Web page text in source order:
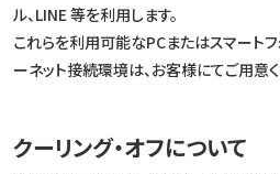
ル、LINE 等を利用します。
これらを利用可能なPCまたはスマートフ
ーネット接続環境は、お客様にてご用意く
クーリング・オフについて